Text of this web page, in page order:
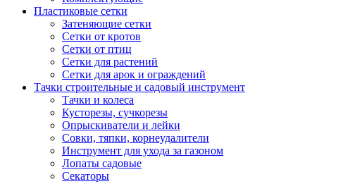
Пластиковые сетки
Затеняющие сетки
Сетки от кротов
Сетки от птиц
Сетки для растений
Сетки для арок и ограждений
Тачки строительные и садовый инструмент
Тачки и колеса
Кусторезы, сучкорезы
Опрыскиватели и лейки
Совки, тяпки, корнеудалители
Инструмент для ухода за газоном
Лопаты садовые
Секаторы